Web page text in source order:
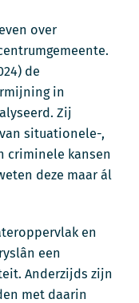
over
de
in
Zij
situationele-,
criminele kansen
deze maar ál
en
een
Anderzijds zijn
met daarin